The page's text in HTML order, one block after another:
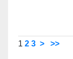
1 2 3 > >>